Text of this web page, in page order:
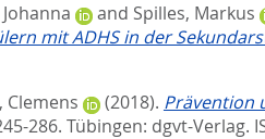
and Spilles, Markus
mit ADHS in der
(2018). Prävention
286. Tübingen: dgvt-Verlag.